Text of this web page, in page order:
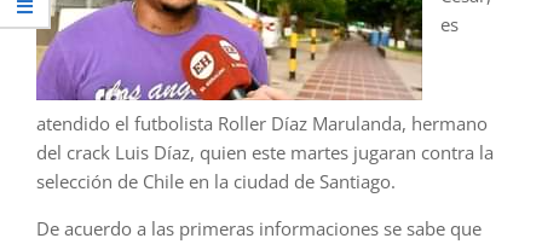
es
atendido el futbolista Roller Díaz Marulanda, hermano
del crack Luis Díaz, quien este martes jugaran contra la
selección de Chile en la ciudad de Santiago.
De acuerdo a las primeras informaciones se sabe que